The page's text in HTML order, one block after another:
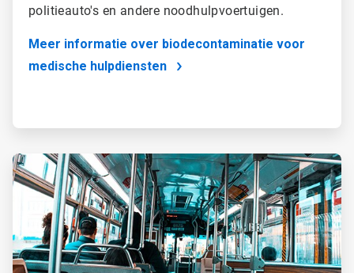
politieauto's en andere noodhulpvoertuigen.
Meer informatie over biodecontaminatie voor
medische hulpdiensten
ArticleTile
2
ˑ